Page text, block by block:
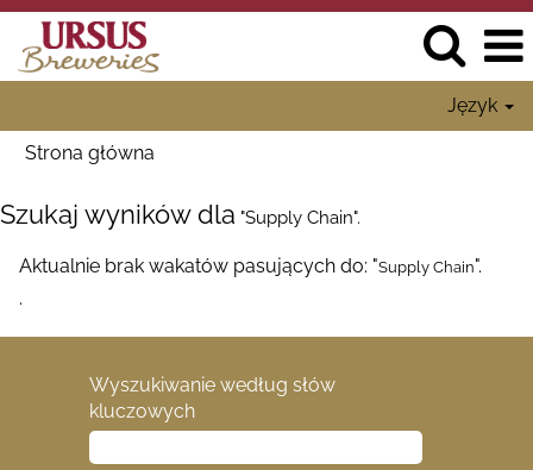
Język
Strona główna
Szukaj wyników dla "Supply Chain".
Aktualnie brak wakatów pasujących do: "Supply Chain".
.
Wyszukiwanie według słów
kluczowych